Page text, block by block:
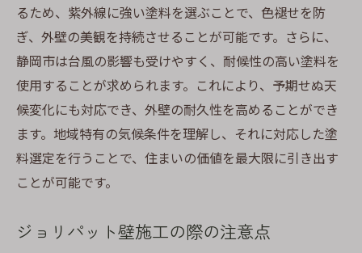
るため、紫外線に強い塗料を選ぶことで、色褪せを防
ぎ、外壁の美観を持続させることが可能です。さらに、
静岡市は台風の影響も受けやすく、耐候性の高い塗料を
使用することが求められます。これにより、予期せぬ天
候変化にも対応でき、外壁の耐久性を高めることができ
ます。地域特有の気候条件を理解し、それに対応した塗
料選定を行うことで、住まいの価値を最大限に引き出す
ことが可能です。
ジョリパット壁施工の際の注意点